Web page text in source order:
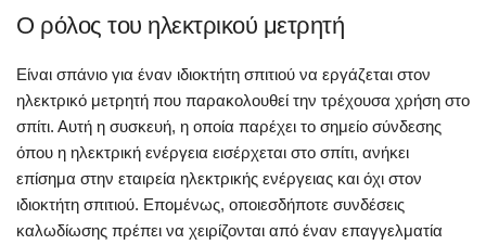
Ο ρόλος του ηλεκτρικού μετρητή
Είναι σπάνιο για έναν ιδιοκτήτη σπιτιού να εργάζεται στον
ηλεκτρικό μετρητή που παρακολουθεί την τρέχουσα χρήση στο
σπίτι. Αυτή η συσκευή, η οποία παρέχει το σημείο σύνδεσης
όπου η ηλεκτρική ενέργεια εισέρχεται στο σπίτι, ανήκει
επίσημα στην εταιρεία ηλεκτρικής ενέργειας και όχι στον
ιδιοκτήτη σπιτιού. Επομένως, οποιεσδήποτε συνδέσεις
καλωδίωσης πρέπει να χειρίζονται από έναν επαγγελματία